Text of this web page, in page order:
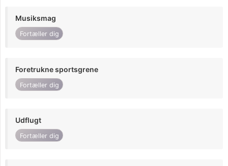
Musiksmag
Fortæller dig
Foretrukne sportsgrene
Fortæller dig
Udflugt
Fortæller dig